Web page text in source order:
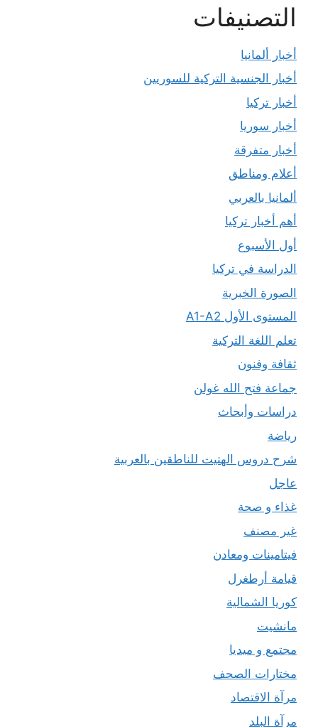
التصنيفات
أخبار ألمانيا
أخبار الجنسية التركية للسوريين
أخبار تركيا
أخبار سوريا
أخبار متفرقة
أعلام ومناطق
ألمانيا بالعربي
أهم أخبار تركيا
أول الأسبوع
الدراسة في تركيا
الصورة الخبرية
المستوى الأول A1-A2
تعلم اللغة التركية
ثقافة وفنون
جماعة فتح الله غولن
دراسات وأبحاث
رياضة
شرح دروس الهتيت للناطقين بالعربية
عاجل
غذاء و صحة
غير مصنف
فيتامينات ومعادن
قيامة أرطغرل
كوريا الشمالية
مانشيت
مجتمع و ميديا
مختارات الصحف
مرآة الاقتصاد
مرآة البلد